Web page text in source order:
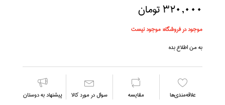
320,000 تومان
موجود در فروشگاه:موجود نیست
به من اطلاع بده
علاقه‌مندي‌ها مقايسه سوال در مورد كالا پیشنهاد به دوستان